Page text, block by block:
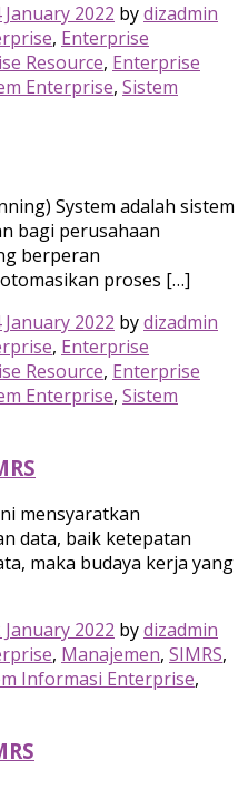
January 2022 bydizadmin
, Enterprise
Resource, Enterprise
Enterprise, Sistem
System adalah sistem
bagi perusahaan
berperan
proses […]
January 2022 bydizadmin
, Enterprise
Resource, Enterprise
Enterprise, Sistem
mensyaratkan
data, baik ketepatan
maka budaya kerja yang
January 2022 bydizadmin
, Manajemen, SIMRS,
Informasi Enterprise,